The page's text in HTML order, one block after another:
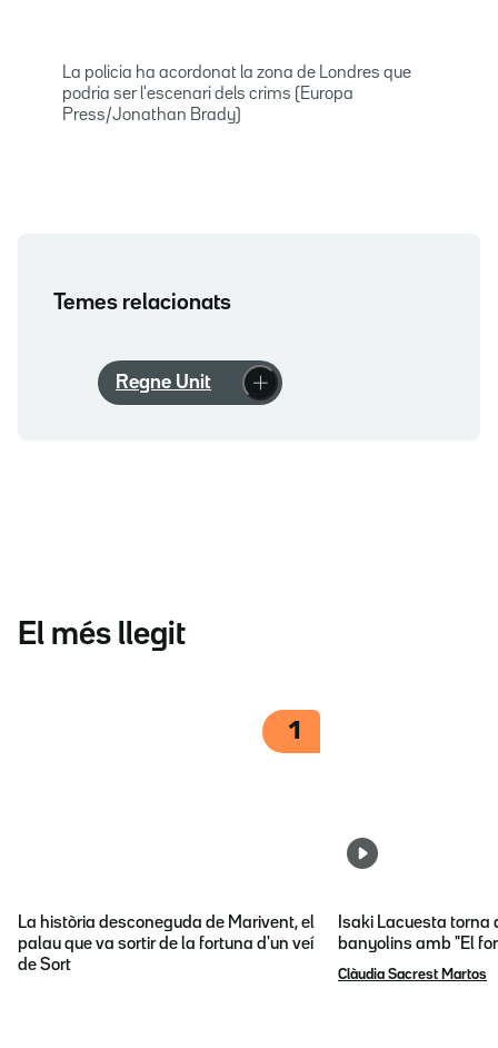
La policia ha acordonat la zona de Londres que
podria ser l'escenari dels crims (Europa
Press/Jonathan Brady)
Temes relacionats
Regne Unit
El més llegit
1
La història desconeguda de Marivent, el
palau que va sortir de la fortuna d'un veí
de Sort
Isaki Lacuesta torna
banyolins amb "El
Clàudia Sacrest Martos